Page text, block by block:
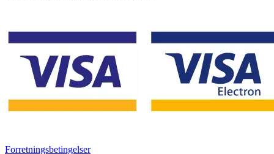
Forretningsbetingelser